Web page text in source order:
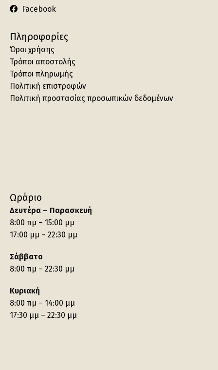
Facebook
Πληροφορίες
Όροι χρήσης
Τρόποι αποστολής
Τρόποι πληρωμής
Πολιτική επιστροφών
Πολιτική προστασίας προσωπικών δεδομένων
Ωράριο
Δευτέρα – Παρασκευή
8:00 πμ – 15:00 μμ
17:00 μμ – 22:30 μμ
Σάββατο
8:00 πμ – 22:30 μμ
Κυριακή
8:00 πμ – 14:00 μμ
17:30 μμ – 22:30 μμ